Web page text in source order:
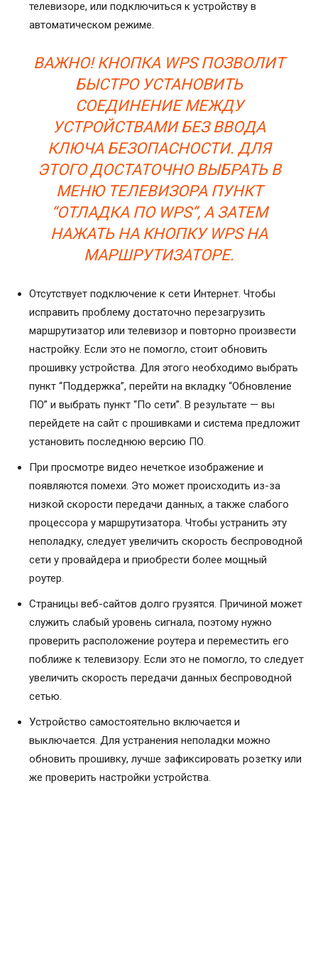
телевизоре, или подключиться к устройству в
автоматическом режиме.
ВАЖНО! КНОПКА WPS ПОЗВОЛИТ
БЫСТРО УСТАНОВИТЬ
СОЕДИНЕНИЕ МЕЖДУ
УСТРОЙСТВАМИ БЕЗ ВВОДА
КЛЮЧА БЕЗОПАСНОСТИ. ДЛЯ
ЭТОГО ДОСТАТОЧНО ВЫБРАТЬ В
МЕНЮ ТЕЛЕВИЗОРА ПУНКТ
“ОТЛАДКА ПО WPS”, А ЗАТЕМ
НАЖАТЬ НА КНОПКУ WPS НА
МАРШРУТИЗАТОРЕ.
Отсутствует подключение к сети Интернет. Чтобы
исправить проблему достаточно перезагрузить
маршрутизатор или телевизор и повторно произвести
настройку. Если это не помогло, стоит обновить
прошивку устройства. Для этого необходимо выбрать
пункт “Поддержка”, перейти на вкладку “Обновление
ПО” и выбрать пункт “По сети”. В результате — вы
перейдете на сайт с прошивками и система предложит
установить последнюю версию ПО.
При просмотре видео нечеткое изображение и
появляются помехи. Это может происходить из-за
низкой скорости передачи данных, а также слабого
процессора у маршрутизатора. Чтобы устранить эту
неполадку, следует увеличить скорость беспроводной
сети у провайдера и приобрести более мощный
роутер.
Страницы веб-сайтов долго грузятся. Причиной может
служить слабый уровень сигнала, поэтому нужно
проверить расположение роутера и переместить его
поближе к телевизору. Если это не помогло, то следует
увеличить скорость передачи данных беспроводной
сетью.
Устройство самостоятельно включается и
выключается. Для устранения неполадки можно
обновить прошивку, лучше зафиксировать розетку или
же проверить настройки устройства.